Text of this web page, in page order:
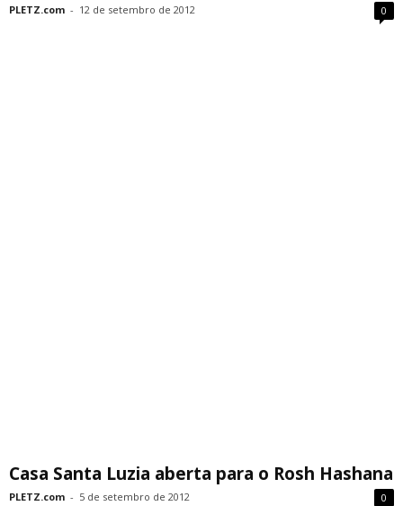
PLETZ.com - 12 de setembro de 2012 0
Casa Santa Luzia aberta para o Rosh Hashana
PLETZ.com - 5 de setembro de 2012 0